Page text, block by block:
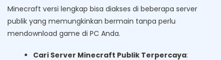
Minecraft versi lengkap bisa diakses di beberapa server
publik yang memungkinkan bermain tanpa perlu
mendownload game di PC Anda.
Cari Server Minecraft Publik Terpercaya: